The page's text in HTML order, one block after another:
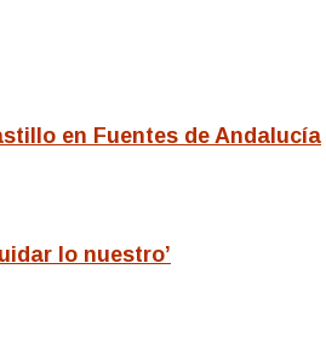
en Fuentes de Andalucía
lo nuestro’